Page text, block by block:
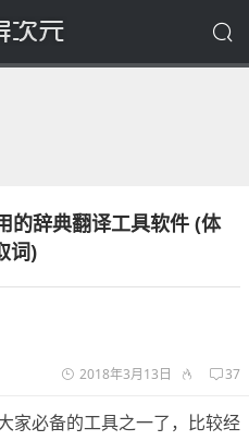
的辞典翻译工具软件 (体
词)
2018年3月13日 37
家必备的工具之一了，比较经